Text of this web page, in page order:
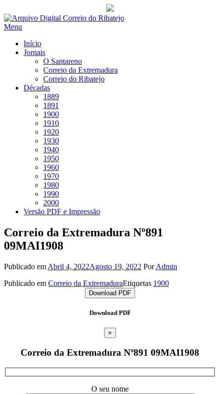
Saltar
para
Menu
Início
Jornais
O Santareno
Correio da Extremadura
Correio do Ribatejo
Décadas
1889
1891
1900
1910
1920
1930
1940
1950
1960
1970
1980
1990
2000
Versão PDF e Impressão
Correio da Extremadura Nº891
09MAI1908
Publicado em Abril 4, 2022Agosto 19, 2022 PorAdmin
Publicado em Correio da ExtremaduraEtiquetas 1900
Download PDF
Download PDF
×
Correio da Extremadura Nº891 09MAI1908
O seu nome